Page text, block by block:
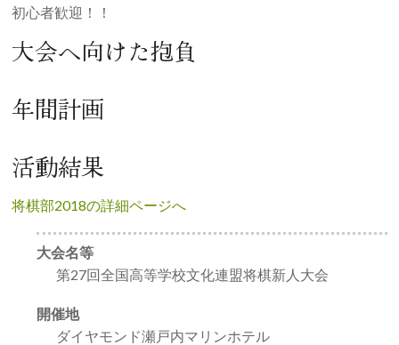
初心者歓迎！！
大会へ向けた抱負
年間計画
活動結果
将棋部2018の詳細ページへ
大会名等
第27回全国高等学校文化連盟将棋新人大会
開催地
ダイヤモンド瀬戸内マリンホテル